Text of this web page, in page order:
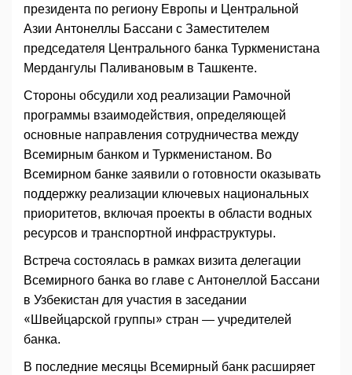
президента по региону Европы и Центральной
Азии Антонеллы Бассани с Заместителем
председателя Центрального банка Туркменистана
Мердангулы Паливановым в Ташкенте.
Стороны обсудили ход реализации Рамочной
программы взаимодействия, определяющей
основные направления сотрудничества между
Всемирным банком и Туркменистаном. Во
Всемирном банке заявили о готовности оказывать
поддержку реализации ключевых национальных
приоритетов, включая проекты в области водных
ресурсов и транспортной инфраструктуры.
Встреча состоялась в рамках визита делегации
Всемирного банка во главе с Антонеллой Бассани
в Узбекистан для участия в заседании
«Швейцарской группы» стран — учредителей
банка.
В последние месяцы Всемирный банк расширяет